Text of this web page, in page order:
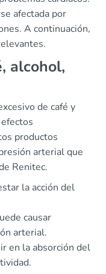
afectada por
A continuación,
alcohol,
de café y
productos
arterial que
Renitec.
la acción del
causar
arterial.
en la absorción del